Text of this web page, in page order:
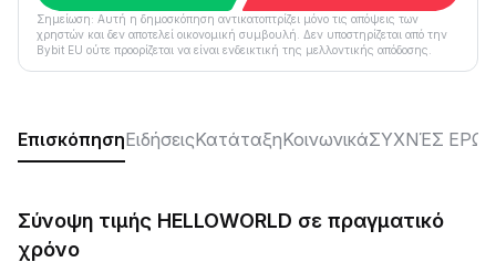
Σημείωση: Αυτή η δημοσκόπηση αντικατοπτρίζει μόνο τις απόψεις των
χρηστών και δεν αποτελεί οικονομική συμβουλή. Δεν υποστηρίζεται από την
Bybit EU ούτε προορίζεται να είναι ενδεικτική της μελλοντικής απόδοσης.
ΕπισκόπησηΕιδήσειςΚατάταξηΚοινωνικάΣΥΧΝΈΣ
Σύνοψη τιμής HELLOWORLD σε πραγματικό
χρόνο